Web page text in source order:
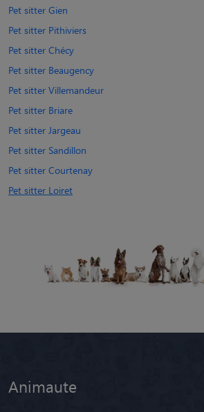
Pet sitter Gien
Pet sitter Pithiviers
Pet sitter Chécy
Pet sitter Beaugency
Pet sitter Villemandeur
Pet sitter Briare
Pet sitter Jargeau
Pet sitter Sandillon
Pet sitter Courtenay
Pet sitter Loiret
Animaute